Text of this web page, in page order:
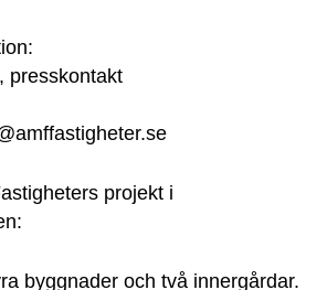
presskontakt
projekt i
byggnader och två innergårdar.